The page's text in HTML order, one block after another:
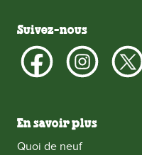
Suivez-nous
En savoir plus
Quoi de neuf